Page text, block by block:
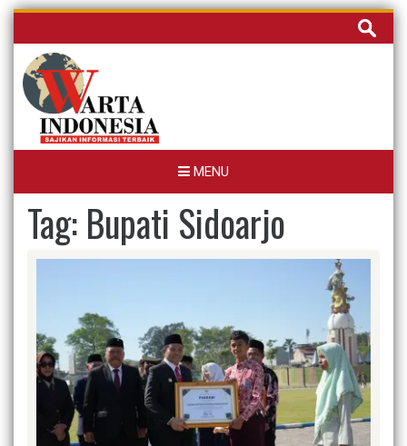
Skip
content
Cari
untuk:
MENU
Tag: Bupati Sidoarjo